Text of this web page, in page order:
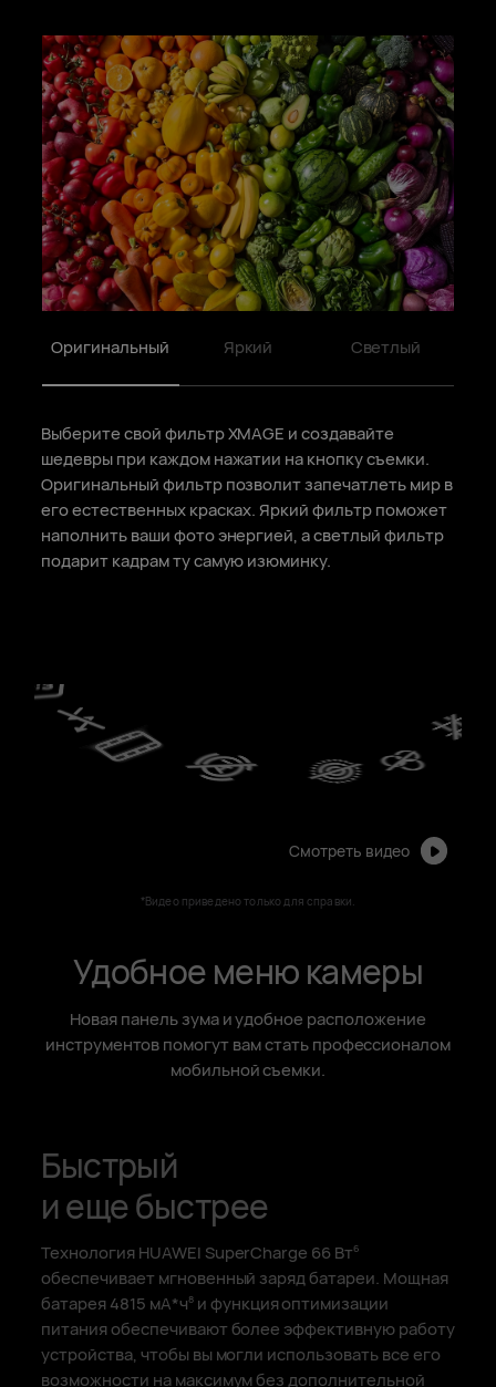
Выберите свой фильтр XMAGE и создавайте
шедевры при каждом нажатии на кнопку съемки.
Оригинальный фильтр позволит запечатлеть мир в
его естественных красках. Яркий фильтр поможет
наполнить ваши фото энергией, а светлый фильтр
подарит кадрам ту самую изюминку.
Оригинальный Яркий Светлый
Смотреть видео
*Видео приведено только для справки.
Удобное меню камеры
Новая панель зума и удобное расположение
инструментов помогут вам стать профессионалом
мобильной съемки.
Быстрый
и еще быстрее
Технология HUAWEI SuperCharge 66 Вт6
обеспечивает мгновенный заряд батареи. Мощная
батарея 4815 мА*ч8и функция оптимизации
питания обеспечивают более эффективную работу
устройства, чтобы вы могли использовать все его
возможности на максимум без дополнительной